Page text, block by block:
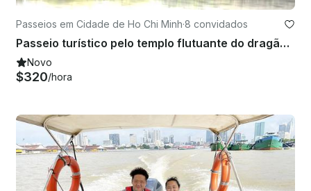
Passeios em Cidade de Ho Chi Minh·8 convidados
Passeio turístico pelo templo flutuante do dragão em lancha de luxo
Novo
$320/hora